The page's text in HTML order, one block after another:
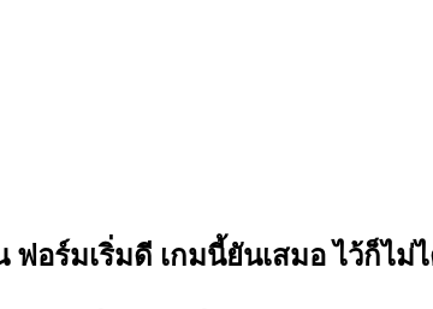
อร์มเริ่มดี เกมนี้ยันเสมอ ไว้ก็ไม่